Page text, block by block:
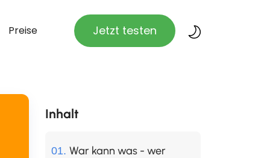
Preise Jetzt testen
Inhalt
War kann was - wer